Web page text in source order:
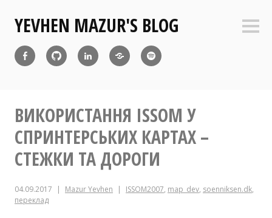
вмістуYEVHEN MAZUR'S BLOG
ВИКОРИСТАННЯ ISSOM У
СПРИНТЕРСЬКИХ КАРТАХ –
СТЕЖКИ ТА ДОРОГИ
04.09.2017 Mazur Yevhen ISSOM2007, map_dev, soenniksen.dk,
переклад